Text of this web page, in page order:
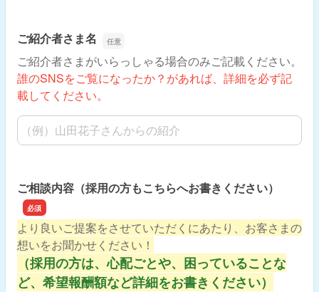
ご紹介者さま名
ご紹介者さまがいらっしゃる場合のみご記載ください。
誰のSNSをご覧になったか？があれば、詳細を必ず記
載してください。
ご紹介者さま名
ご相談内容（採用の方もこちらへお書きください）
より良いご提案をさせていただくにあたり、お客さまの
想いをお聞かせください！
（採用の方は、心配ごとや、困っていることな
ど、希望報酬額など詳細をお書きください）